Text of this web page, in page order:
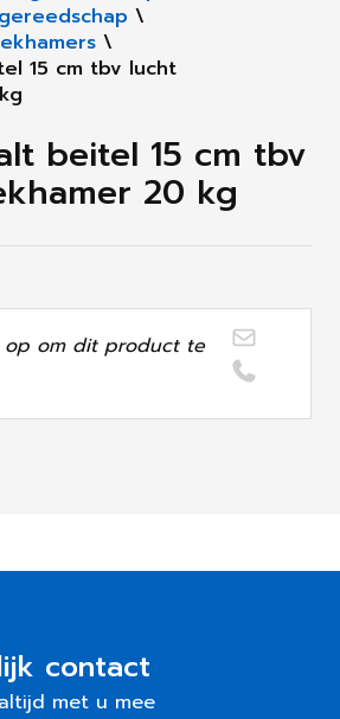
\
\
15 cm tbv lucht
beitel 15 cm tbv
20 kg
op om dit product te
contact
met u mee